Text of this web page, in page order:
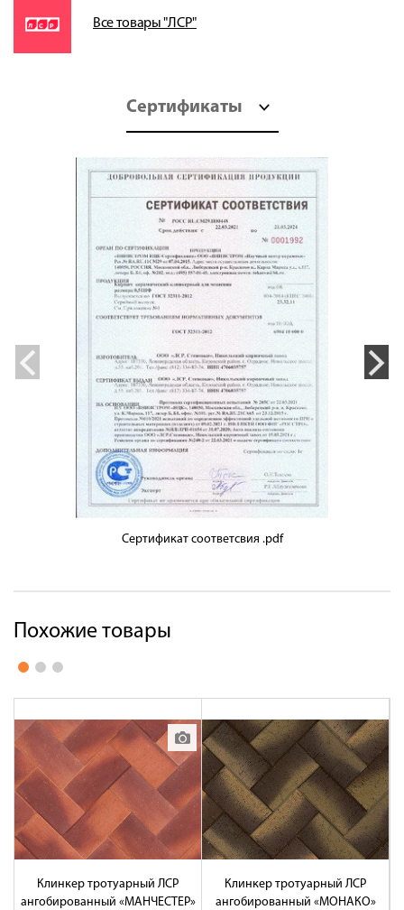
Все товары "ЛСР"
Сертификаты
Сертификат соответсвия .pdf
Похожие товары
Клинкер тротуарный ЛСР
ангобированный «МАНЧЕСТЕР»
Клинкер тротуарный ЛСР
ангобированный «МОНАКО»